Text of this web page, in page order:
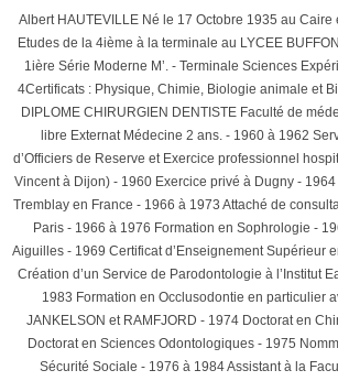
Albert HAUTEVILLE Né le 17 Octobre 1935 au Caire
Etudes de la 4ième à la terminale au LYCEE
1ière Série Moderne M’. - Terminale Sciences
4Certificats : Physique, Chimie, Biologie animale et
DIPLOME CHIRURGIEN DENTISTE Faculté de
libre Externat Médecine 2 ans. - 1960 à 1962
d’Officiers de Reserve et Exercice professionnel
Vincent à Dijon) - 1960 Exercice privé à Dugny -
Tremblay en France - 1966 à 1973 Attaché de
Paris - 1966 à 1976 Formation en Sophrologie -
Aiguilles - 1969 Certificat d’Enseignement Supérieur
Création d’un Service de Parodontologie à l’Institut
1983 Formation en Occlusodontie en particulier
JANKELSON et RAMFJORD - 1974 Doctorat en
Doctorat en Sciences Odontologiques - 1975
Sécurité Sociale - 1976 à 1984 Assistant à la